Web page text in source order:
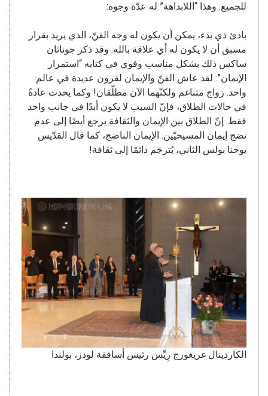
للجميع. وهذا “اللابداهة” له عدّة وجوه:
بادئ ذي بدء، يمكن أن يكون له وجه الفنّ، الذي يريد بقرار
مسبق أن لا يكون له أي علاقة بالله. وقد ذكر جوناثان
ساكس ذلك بشكل مناسب وقوي في كتابه “استمرار
الإيمان”: لقد عاش الفنّ والإيمان لقرون عديدة في عالم
واحد. زواج متناغم ولكنّهما الآن مطلّقان! وكما يحدث عادةً
في حالات الطلاق، فإنّ السبب لا يكون أبدًا في جانب واحد
فقط. إنّ الطلاق بين الإيمان والثقافة يرجع أيضًا إلى عدم
نضج إيمان المسيحيّين. الإيمان الناضج، كما قال القدّيس
يوحنا بولس الثاني، يُترجَم دائمًا إلى ثقافة!
الكاردينال غريغورج رِيِّس رئيس أساقفة لودز، بولندا